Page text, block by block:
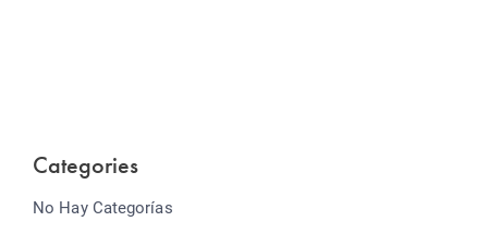
Categories
No Hay Categorías